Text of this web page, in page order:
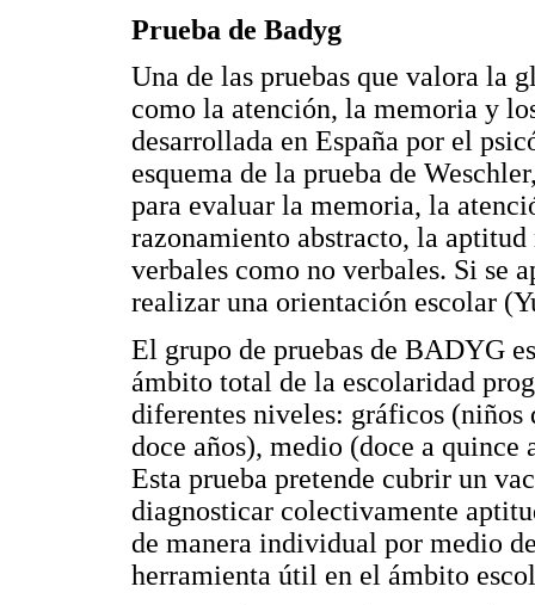
Prueba de Badyg
Una de las pruebas que valora la
como la atención, la memoria y
desarrollada en España por el
esquema de la prueba de
para evaluar la memoria, la
razonamiento abstracto, la
verbales como no verbales. Si se
realizar una orientación escolar
El grupo de pruebas de BADYG
ámbito total de la escolaridad
diferentes niveles: gráficos (niños
doce años), medio (doce a
Esta prueba pretende cubrir un
diagnosticar colectivamente
de manera individual por medio
herramienta útil en el ámbito